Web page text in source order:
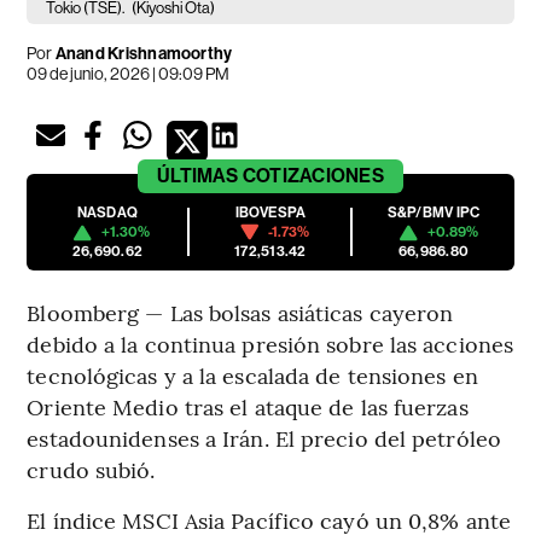
Tokio (TSE). (Kiyoshi Ota)
PorAnand Krishnamoorthy
09 de junio, 2026 | 09:09 PM
ÚLTIMAS COTIZACIONES
NASDAQ
+1.30%
26,690.62
IBOVESPA
-1.73%
172,513.42
S&P/BMV IPC
+0.89%
66,986.80
Bloomberg — Las bolsas asiáticas cayeron
debido a la continua presión sobre las acciones
tecnológicas y a la escalada de tensiones en
Oriente Medio tras el ataque de las fuerzas
estadounidenses a Irán. El precio del petróleo
crudo subió.
El índice MSCI Asia Pacífico cayó un 0,8% ante